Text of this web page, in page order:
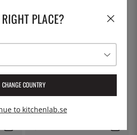
PLACE?
CHANGE COUNTRY
to kitchenlab.se